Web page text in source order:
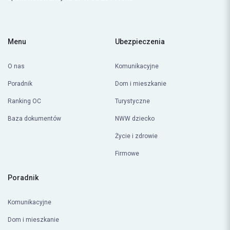
Menu
O nas
Poradnik
Ranking OC
Baza dokumentów
Ubezpieczenia
Komunikacyjne
Dom i mieszkanie
Turystyczne
NWW dziecko
Życie i zdrowie
Firmowe
Poradnik
Komunikacyjne
Dom i mieszkanie